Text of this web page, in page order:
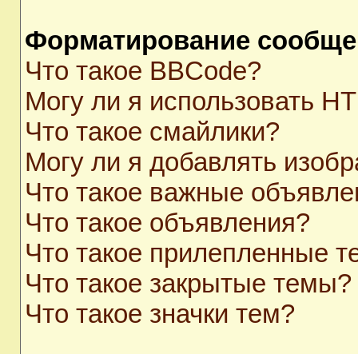
Форматирование
Что такое BBCode?
Могу ли я использовать
Что такое смайлики?
Могу ли я добавлять
Что такое важные
Что такое объявления?
Что такое прилепленные
Что такое закрытые темы?
Что такое значки тем?